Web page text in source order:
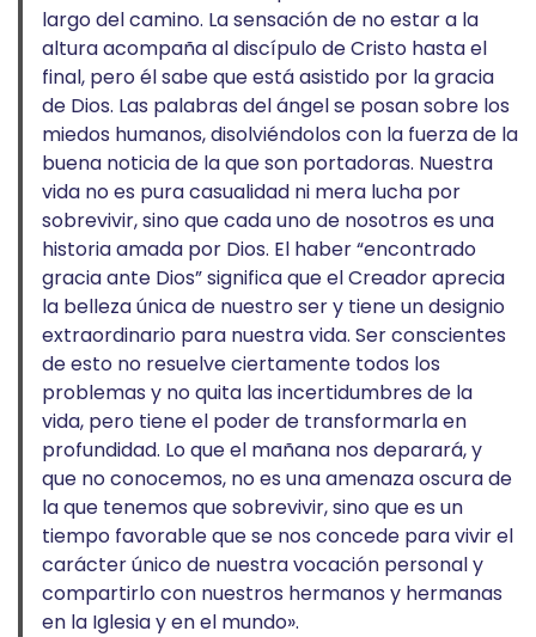
largo del camino. La sensación de no estar a la
altura acompaña al discípulo de Cristo hasta el
final, pero él sabe que está asistido por la gracia
de Dios. Las palabras del ángel se posan sobre los
miedos humanos, disolviéndolos con la fuerza de la
buena noticia de la que son portadoras. Nuestra
vida no es pura casualidad ni mera lucha por
sobrevivir, sino que cada uno de nosotros es una
historia amada por Dios. El haber “encontrado
gracia ante Dios” significa que el Creador aprecia
la belleza única de nuestro ser y tiene un designio
extraordinario para nuestra vida. Ser conscientes
de esto no resuelve ciertamente todos los
problemas y no quita las incertidumbres de la
vida, pero tiene el poder de transformarla en
profundidad. Lo que el mañana nos deparará, y
que no conocemos, no es una amenaza oscura de
la que tenemos que sobrevivir, sino que es un
tiempo favorable que se nos concede para vivir el
carácter único de nuestra vocación personal y
compartirlo con nuestros hermanos y hermanas
en la Iglesia y en el mundo».